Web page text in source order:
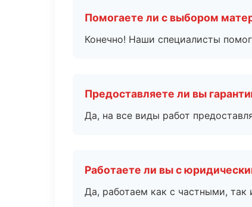
Помогаете ли с выбором
Конечно! Наши специалисты
Предоставляете ли вы
Да, на все виды работ
Работаете ли вы с
Да, работаем как с частными,